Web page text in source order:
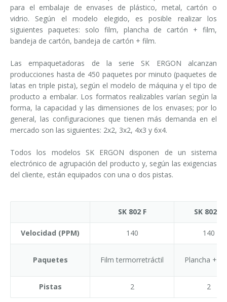
para el embalaje de envases de plástico, metal, cartón o
vidrio. Según el modelo elegido, es posible realizar los
siguientes paquetes: solo film, plancha de cartón + film,
bandeja de cartón, bandeja de cartón + film.
Las empaquetadoras de la serie SK ERGON alcanzan
producciones hasta de 450 paquetes por minuto (paquetes de
latas en triple pista), según el modelo de máquina y el tipo de
producto a embalar. Los formatos realizables varían según la
forma, la capacidad y las dimensiones de los envases; por lo
general, las configuraciones que tienen más demanda en el
mercado son las siguientes: 2x2, 3x2, 4x3 y 6x4.
Todos los modelos SK ERGON disponen de un sistema
electrónico de agrupación del producto y, según las exigencias
del cliente, están equipados con una o dos pistas.
SK 802 F SK 802 P
Velocidad (PPM) 140 140
Paquetes Film termorretráctil Plancha +
Pistas 2 2